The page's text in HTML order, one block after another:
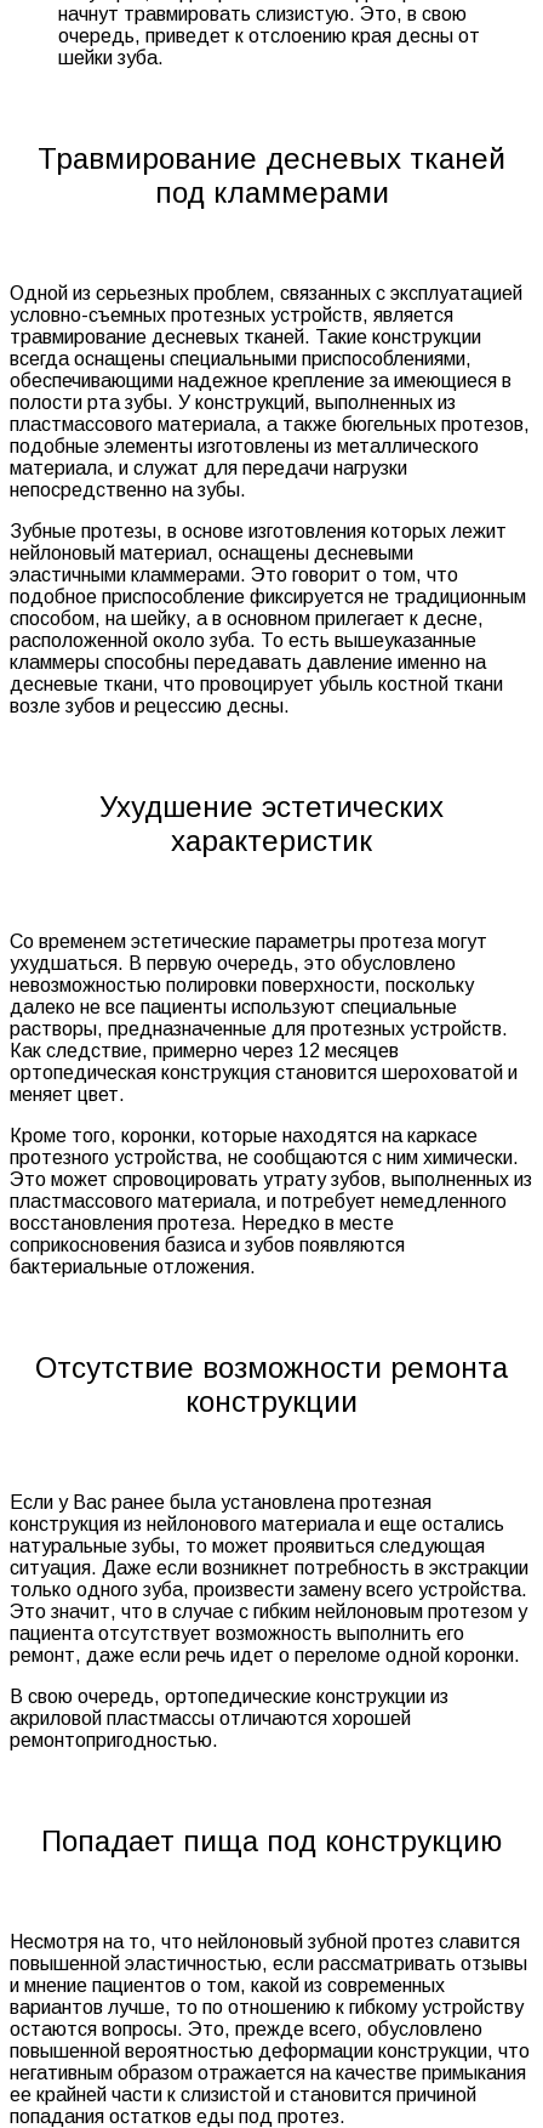
начнут травмировать слизистую. Это, в свою
очередь, приведет к отслоению края десны от
шейки зуба.
Травмирование десневых тканей
под кламмерами
Одной из серьезных проблем, связанных с эксплуатацией
условно-съемных протезных устройств, является
травмирование десневых тканей. Такие конструкции
всегда оснащены специальными приспособлениями,
обеспечивающими надежное крепление за имеющиеся в
полости рта зубы. У конструкций, выполненных из
пластмассового материала, а также бюгельных протезов,
подобные элементы изготовлены из металлического
материала, и служат для передачи нагрузки
непосредственно на зубы.
Зубные протезы, в основе изготовления которых лежит
нейлоновый материал, оснащены десневыми
эластичными кламмерами. Это говорит о том, что
подобное приспособление фиксируется не традиционным
способом, на шейку, а в основном прилегает к десне,
расположенной около зуба. То есть вышеуказанные
кламмеры способны передавать давление именно на
десневые ткани, что провоцирует убыль костной ткани
возле зубов и рецессию десны.
Ухудшение эстетических
характеристик
Со временем эстетические параметры протеза могут
ухудшаться. В первую очередь, это обусловлено
невозможностью полировки поверхности, поскольку
далеко не все пациенты используют специальные
растворы, предназначенные для протезных устройств.
Как следствие, примерно через 12 месяцев
ортопедическая конструкция становится шероховатой и
меняет цвет.
Кроме того, коронки, которые находятся на каркасе
протезного устройства, не сообщаются с ним химически.
Это может спровоцировать утрату зубов, выполненных из
пластмассового материала, и потребует немедленного
восстановления протеза. Нередко в месте
соприкосновения базиса и зубов появляются
бактериальные отложения.
Отсутствие возможности ремонта
конструкции
Если у Вас ранее была установлена протезная
конструкция из нейлонового материала и еще остались
натуральные зубы, то может проявиться следующая
ситуация. Даже если возникнет потребность в экстракции
только одного зуба, произвести замену всего устройства.
Это значит, что в случае с гибким нейлоновым протезом у
пациента отсутствует возможность выполнить его
ремонт, даже если речь идет о переломе одной коронки.
В свою очередь, ортопедические конструкции из
акриловой пластмассы отличаются хорошей
ремонтопригодностью.
Попадает пища под конструкцию
Несмотря на то, что нейлоновый зубной протез славится
повышенной эластичностью, если рассматривать отзывы
и мнение пациентов о том, какой из современных
вариантов лучше, то по отношению к гибкому устройству
остаются вопросы. Это, прежде всего, обусловлено
повышенной вероятностью деформации конструкции, что
негативным образом отражается на качестве примыкания
ее крайней части к слизистой и становится причиной
попадания остатков еды под протез.